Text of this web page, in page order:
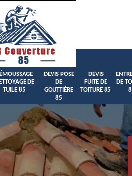
DE
TUILE 85
DEVIS POSE
DE
GOUTTIÈRE
85
DEVIS
FUITE DE
TOITURE 85
DE